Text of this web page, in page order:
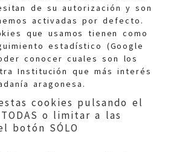
de su autorización y son
activadas por defecto.
que usamos tienen como
estadístico (Google
conocer cuales son los
Institución que más interés
aragonesa.
cookies pulsando el
TODAS o limitar a las
botón SÓLO
general:
900 210 210/